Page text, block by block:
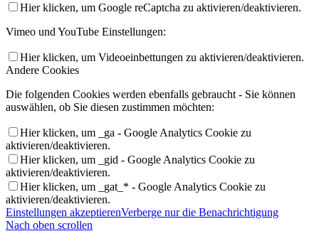
Hier klicken, um Google reCaptcha zu aktivieren/deaktivieren.
Vimeo und YouTube Einstellungen:
Hier klicken, um Videoeinbettungen zu aktivieren/deaktivieren.
Andere Cookies
Die folgenden Cookies werden ebenfalls gebraucht - Sie können
auswählen, ob Sie diesen zustimmen möchten:
Hier klicken, um _ga - Google Analytics Cookie zu
aktivieren/deaktivieren.
Hier klicken, um _gid - Google Analytics Cookie zu
aktivieren/deaktivieren.
Hier klicken, um _gat_* - Google Analytics Cookie zu
aktivieren/deaktivieren.
Einstellungen akzeptierenVerberge nur die Benachrichtigung
Nach oben scrollen